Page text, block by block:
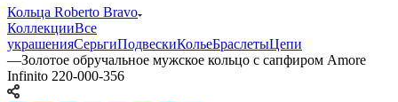
Кольца Roberto Bravo
КоллекцииВсе
украшенияСерьгиПодвескиКольеБраслетыЦепи
—Золотое обручальное мужское кольцо с сапфиром Amore
Infinito 220-000-356